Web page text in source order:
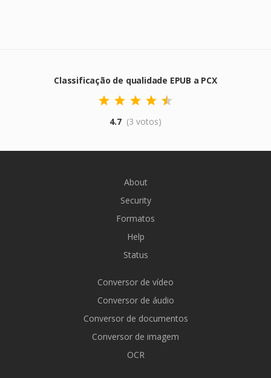
Classificação de qualidade EPUB a PCX
4.7 (3 votos)
About
Security
Formatos
Help
Status
Conversor de vídeo
Conversor de áudio
Conversor de documentos
Conversor de imagem
OCR